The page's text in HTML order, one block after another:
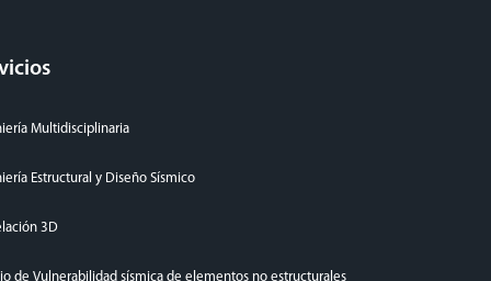
Multidisciplinaria
Estructural y Diseño Sísmico
3D
de Vulnerabilidad sísmica de elementos no estructurales